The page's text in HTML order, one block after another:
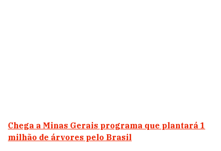
Chega a Minas Gerais programa que plantará 1
milhão de árvores pelo Brasil